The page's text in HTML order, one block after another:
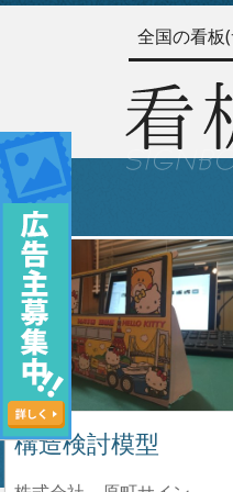
全国の看板
構造検討模型